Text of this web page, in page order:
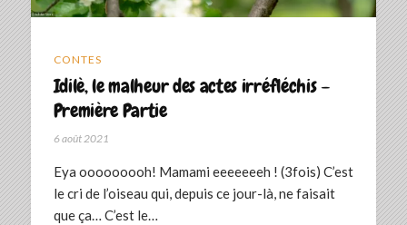
CONTES
Idilè, le malheur des actes irréfléchis –
Première Partie
6 août 2021
Eya ooooooooh! Mamami eeeeeeeh ! (3fois) C’est
le cri de l’oiseau qui, depuis ce jour-là, ne faisait
que ça… C’est le…